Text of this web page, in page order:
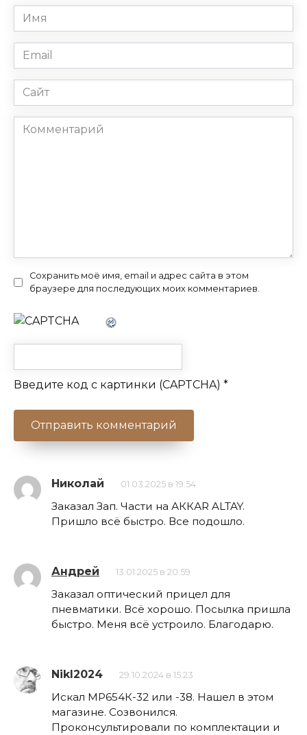
Имя
*
Email
*
Сайт
Комментарий
Сохранить моё имя, email и адрес сайта в этом
браузере для последующих моих комментариев.
Введите код с картинки (CAPTCHA) *
Николай 01.03.2025 в 19:54
Заказал Зап. Части на АККАR ALTAY.
Пришло всё быстро. Все подошло.
Андрей 13.01.2025 в 20:59
Заказал оптический прицел для
пневматики. Всё хорошо. Посылка пришла
быстро. Меня всё устроило. Благодарю.
NikI2024 29.10.2024 в 15:23
Искал МР654К-32 или -38. Нашел в этом
магазине. Созвонился.
Проконсультировали по комплектации и